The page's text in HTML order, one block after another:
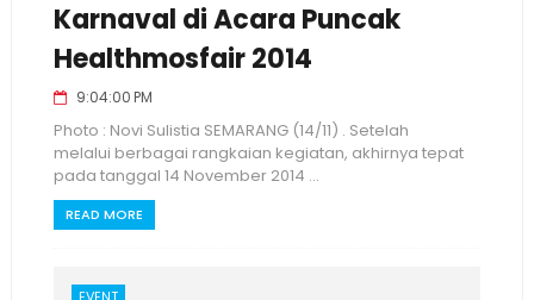
Karnaval di Acara Puncak
Healthmosfair 2014
9:04:00 PM
Photo : Novi Sulistia SEMARANG (14/11) . Setelah
melalui berbagai rangkaian kegiatan, akhirnya tepat
pada tanggal 14 November 2014 ...
READ MORE